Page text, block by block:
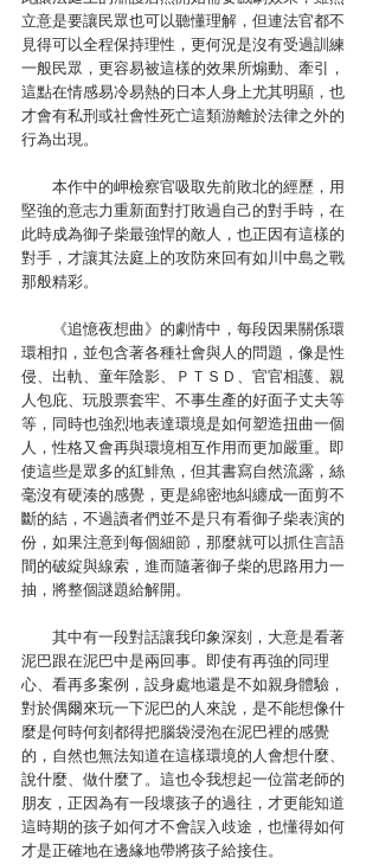
立意是要讓民眾也可以聽懂理解，但連法官都不
見得可以全程保持理性，更何況是沒有受過訓練
一般民眾，更容易被這樣的效果所煽動、牽引，
這點在情感易冷易熱的日本人身上尤其明顯，也
才會有私刑或社會性死亡這類游離於法律之外的
行為出現。
本作中的岬檢察官吸取先前敗北的經歷，用
堅強的意志力重新面對打敗過自己的對手時，在
此時成為御子柴最強悍的敵人，也正因有這樣的
對手，才讓其法庭上的攻防來回有如川中島之戰
那般精彩。
《追憶夜想曲》的劇情中，每段因果關係環
環相扣，並包含著各種社會與人的問題，像是性
侵、出軌、童年陰影、ＰＴＳＤ、官官相護、親
人包庇、玩股票套牢、不事生產的好面子丈夫等
等，同時也強烈地表達環境是如何塑造扭曲一個
人，性格又會再與環境相互作用而更加嚴重。即
使這些是眾多的紅鯡魚，但其書寫自然流露，絲
毫沒有硬湊的感覺，更是綿密地糾纏成一面剪不
斷的結，不過讀者們並不是只有看御子柴表演的
份，如果注意到每個細節，那麼就可以抓住言語
間的破綻與線索，進而隨著御子柴的思路用力一
抽，將整個謎題給解開。
其中有一段對話讓我印象深刻，大意是看著
泥巴跟在泥巴中是兩回事。即使有再強的同理
心、看再多案例，設身處地還是不如親身體驗，
對於偶爾來玩一下泥巴的人來說，是不能想像什
麼是何時何刻都得把腦袋浸泡在泥巴裡的感覺
的，自然也無法知道在這樣環境的人會想什麼、
說什麼、做什麼了。這也令我想起一位當老師的
朋友，正因為有一段壞孩子的過往，才更能知道
這時期的孩子如何才不會誤入歧途，也懂得如何
才是正確地在邊緣地帶將孩子給接住。